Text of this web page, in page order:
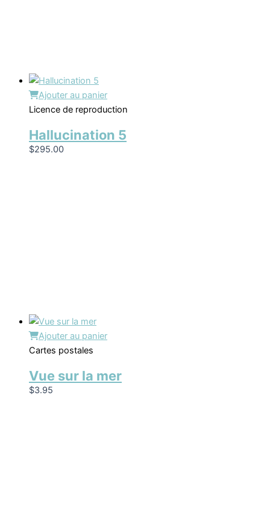
Ajouter au panier
Licence de reproduction
Hallucination 5
$295.00
Ajouter au panier
Cartes postales
Vue sur la mer
$3.95